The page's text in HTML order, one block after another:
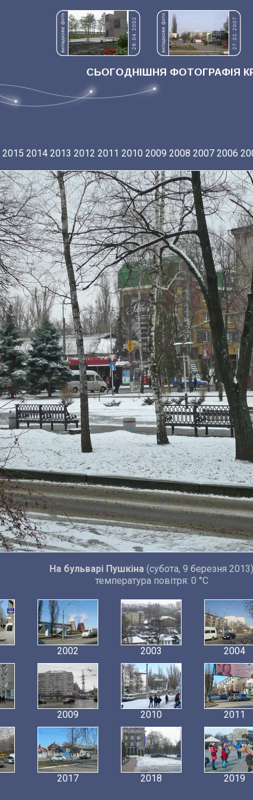
СЬОГОДНІШНЯ ФОТОГРАФІЯ
2015 2014 2013 2012 2011 2010 2009 2008 2007 2006
На бульварі Пушкіна (субота, 9 березня 2013)
температура повітря: 0 °C
2002 2003 2004
2009 2010 2011
2017 2018 2019